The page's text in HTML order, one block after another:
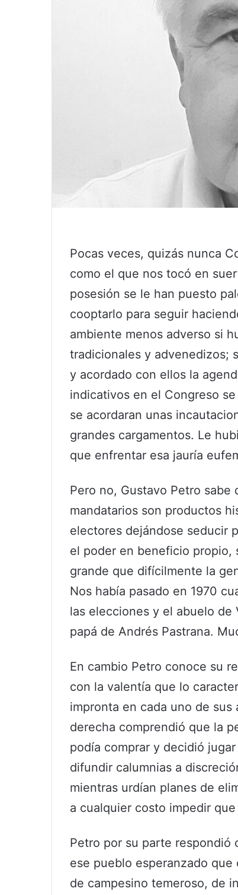
Pocas veces, quizás nunca
como el que nos tocó en
posesión se le han puesto
cooptarlo para seguir
ambiente menos adverso si
tradicionales y advenedizos;
y acordado con ellos la
indicativos en el Congreso
se acordaran unas
grandes cargamentos. Le
que enfrentar esa jauría
Pero no, Gustavo Petro
mandatarios son productos
electores dejándose seducir
el poder en beneficio propio,
grande que difícilmente la
Nos había pasado en 1970
las elecciones y el abuelo de
papá de Andrés Pastrana.
En cambio Petro conoce su
con la valentía que lo
impronta en cada uno de
derecha comprendió que la
podía comprar y decidió
difundir calumnias a
mientras urdían planes de
a cualquier costo impedir
Petro por su parte respondió
ese pueblo esperanzado
de campesino temeroso, de